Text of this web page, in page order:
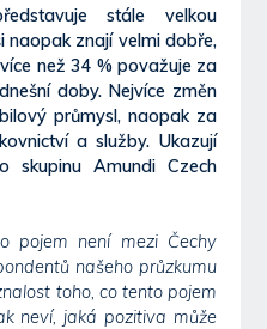
stále velkou
naopak znají velmi dobře,
než 34 % považuje za
doby. Nejvíce změn
průmysl, naopak za
a služby. Ukazují
skupinu Amundi Czech
pojem není mezi Čechy
našeho průzkumu
toho, co tento pojem
neví, jaká pozitiva může